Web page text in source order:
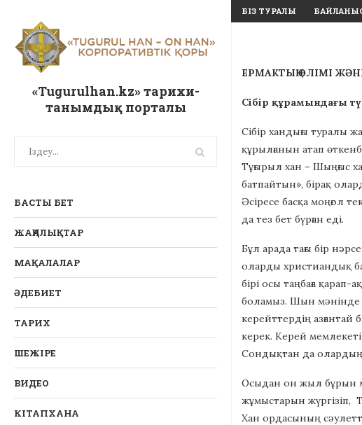
«Tugurulhan.kz» тарихи-
танымдық порталы
БАСТЫ БЕТ
ЖАҢАЛЫҚТАР
МАҚАЛАЛАР
ӘДЕБИЕТ
ТАРИХ
ШЕЖІРЕ
ВИДЕО
КІТАПХАНА
БІЗ ТУРАЛЫ
ЕРМАКТЫҢ ӨЛІМІ
Сібір құрамындағы
Сібір хандығы туралы
құрылғанын атап
Тұғырыл хан – Шыңғыс
батпайтын», бірақ
Әсіресе басқа моңғол
да тез бет бүрған еді.
Бұл арада тағы бір
оларды христиандық
бірі осы таңбаға
боламыз. Шын мәнінде
керейттердің
керек. Керей
Сондықтан да олардың
Осыдан он жыл бұрын
жұмыстарын жүргізіп,
Хан ордасының